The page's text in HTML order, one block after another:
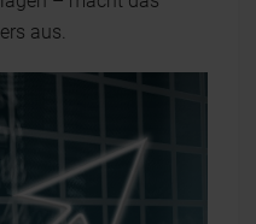
aus.